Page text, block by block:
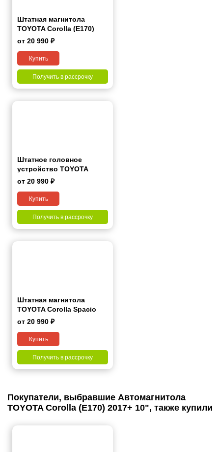
Штатная магнитола
TOYOTA Corolla (E170)
2017+ 10" (Левый руль)
от 20 990 ₽
Купить
Получить в рассрочку
Штатное головное
устройство TOYOTA
Corolla 2007-2013 (Black)
от 20 990 ₽
Купить
Получить в рассрочку
Штатная магнитола
TOYOTA Corolla Spacio
2001-2007 7"
от 20 990 ₽
Купить
Получить в рассрочку
Покупатели, выбравшие Автомагнитола
TOYOTA Corolla (E170) 2017+ 10", также купили